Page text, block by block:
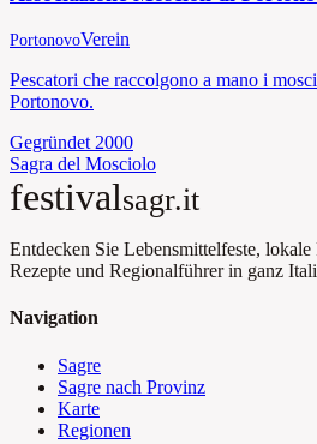
PortonovoVerein
Pescatori che raccolgono a mano i
Portonovo.
Gegründet 2000
Sagra del Mosciolo
festivalsagr.it
Entdecken Sie Lebensmittelfeste,
Rezepte und Regionalführer in ganz
Navigation
Sagre
Sagre nach Provinz
Karte
Regionen